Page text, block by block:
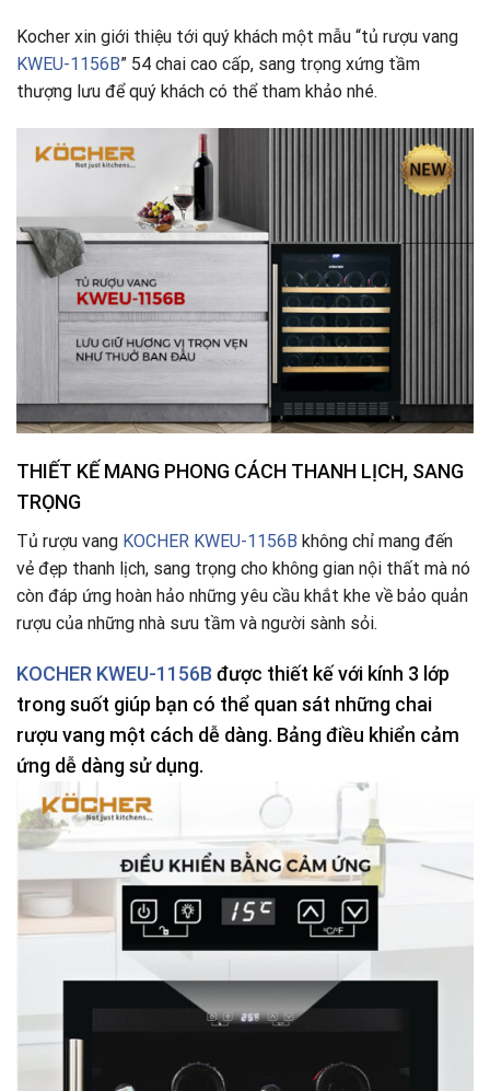
Kocher xin giới thiệu tới quý khách một mẫu “tủ rượu vang
KWEU-1156B” 54 chai cao cấp, sang trọng xứng tầm
thượng lưu để quý khách có thể tham khảo nhé.
THIẾT KẾ MANG PHONG CÁCH THANH LỊCH, SANG
TRỌNG
Tủ rượu vang KOCHER KWEU-1156B không chỉ mang đến
vẻ đẹp thanh lịch, sang trọng cho không gian nội thất mà nó
còn đáp ứng hoàn hảo những yêu cầu khắt khe về bảo quản
rượu của những nhà sưu tầm và người sành sỏi.
KOCHER KWEU-1156B được thiết kế với kính 3 lớp
trong suốt giúp bạn có thể quan sát những chai
rượu vang một cách dễ dàng. Bảng điều khiển cảm
ứng dễ dàng sử dụng.